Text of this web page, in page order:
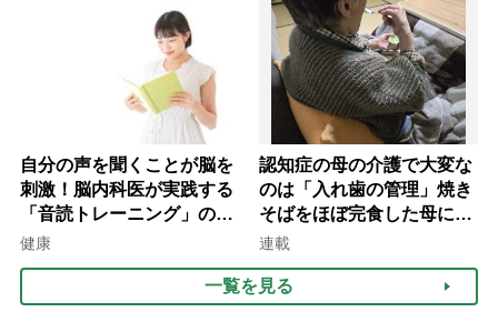
自分の声を聞くことが脳を
刺激！脳内科医が実践する
「音読トレーニング」の極
意
健康
認知症の母の介護で大変な
のは「入れ歯の管理」焼き
そばをほぼ完食した母に息
子が血の気が引いた理由
連載
一覧を見る